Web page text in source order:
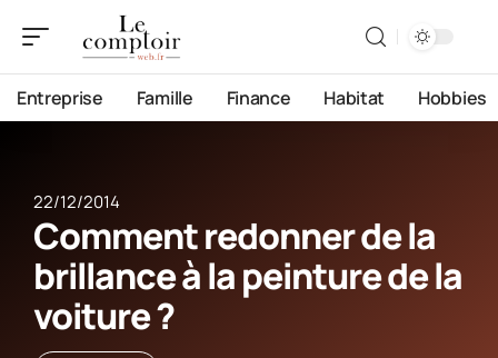
Entreprise Famille Finance Habitat Hobbies
22/12/2014
Comment redonner de la
brillance à la peinture de la
voiture ?